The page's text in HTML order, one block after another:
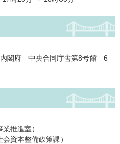
閣府 中央合同庁舎第8号館 6
推進室）
資本整備政策課）